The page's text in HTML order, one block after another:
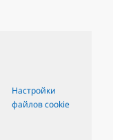
Настройки
файлов cookie